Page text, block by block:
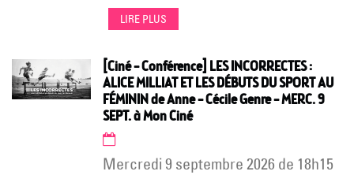
LIRE PLUS
[Ciné – Conférence] LES INCORRECTES :
ALICE MILLIAT ET LES DÉBUTS DU SPORT AU
FÉMININ de Anne – Cécile Genre – MERC. 9
SEPT. à Mon Ciné
mercredi 9 septembre 2026 de 18h15